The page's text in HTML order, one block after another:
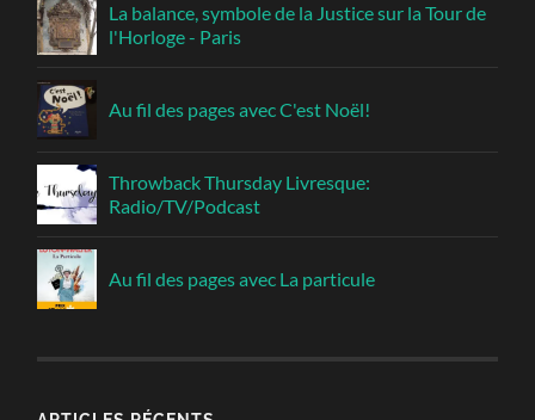
La balance, symbole de la Justice sur la Tour de
l'Horloge - Paris
Au fil des pages avec C'est Noël!
Throwback Thursday Livresque:
Radio/TV/Podcast
Au fil des pages avec La particule